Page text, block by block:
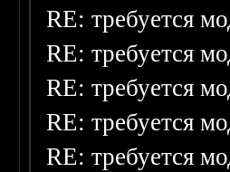
RE: требуется
RE: требуется
RE: требуется
RE: требуется
RE: требуется